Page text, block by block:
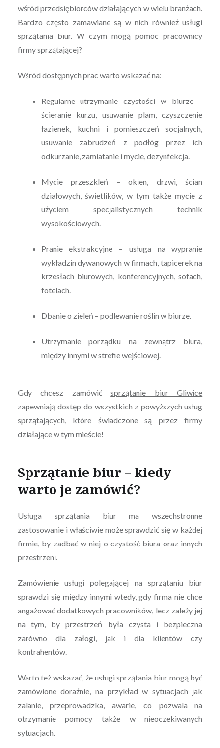
wśród przedsiębiorców działających w wielu branżach.
Bardzo często zamawiane są w nich również usługi
sprzątania biur. W czym mogą pomóc pracownicy
firmy sprzątającej?
Wśród dostępnych prac warto wskazać na:
Regularne utrzymanie czystości w biurze –
ścieranie kurzu, usuwanie plam, czyszczenie
łazienek, kuchni i pomieszczeń socjalnych,
usuwanie zabrudzeń z podłóg przez ich
odkurzanie, zamiatanie i mycie, dezynfekcja.
Mycie przeszkleń – okien, drzwi, ścian
działowych, świetlików, w tym także mycie z
użyciem specjalistycznych technik
wysokościowych.
Pranie ekstrakcyjne – usługa na wypranie
wykładzin dywanowych w firmach, tapicerek na
krzesłach biurowych, konferencyjnych, sofach,
fotelach.
Dbanie o zieleń – podlewanie roślin w biurze.
Utrzymanie porządku na zewnątrz biura,
między innymi w strefie wejściowej.
Gdy chcesz zamówićsprzątanie biur Gliwice
zapewniają dostęp do wszystkich z powyższych usług
sprzątających, które świadczone są przez firmy
działające w tym mieście!
Sprzątanie biur – kiedy
warto je zamówić?
Usługa sprzątania biur ma wszechstronne
zastosowanie i właściwie może sprawdzić się w każdej
firmie, by zadbać w niej o czystość biura oraz innych
przestrzeni.
Zamówienie usługi polegającej na sprzątaniu biur
sprawdzi się między innymi wtedy, gdy firma nie chce
angażować dodatkowych pracowników, lecz zależy jej
na tym, by przestrzeń była czysta i bezpieczna
zarówno dla załogi, jak i dla klientów czy
kontrahentów.
Warto też wskazać, że usługi sprzątania biur mogą być
zamówione doraźnie, na przykład w sytuacjach jak
zalanie, przeprowadzka, awarie, co pozwala na
otrzymanie pomocy także w nieoczekiwanych
sytuacjach.